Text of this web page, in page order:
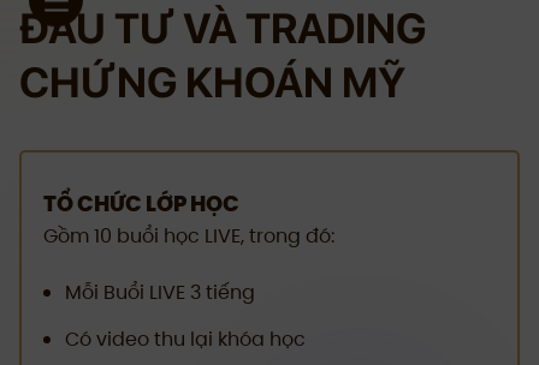
ĐẦU TƯ VÀ TRADING
CHỨNG KHOÁN MỸ
TỔ CHỨC LỚP HỌC
Gồm 10 buổi học LIVE, trong đó:
Mỗi Buổi LIVE 3 tiếng
Có video thu lại khóa học